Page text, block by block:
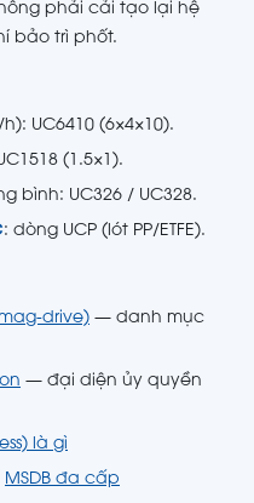
phải cải tạo lại hệ
bảo trì phốt.
UC6410 (6×4×10).
(1.5×1).
bình: UC326 / UC328.
: dòng UCP (lót PP/ETFE).
drive) — danh mục
— đại diện ủy quyền
là gì
MSDB đa cấp